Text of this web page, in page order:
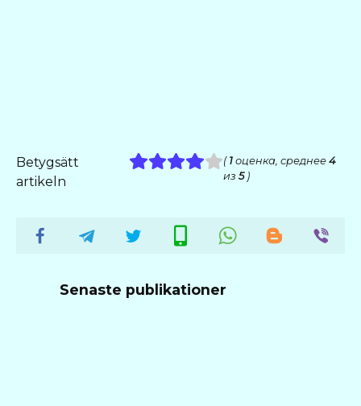
Betygsätt
artikeln
( 1 оценка, среднее4
из5)
Senaste publikationer